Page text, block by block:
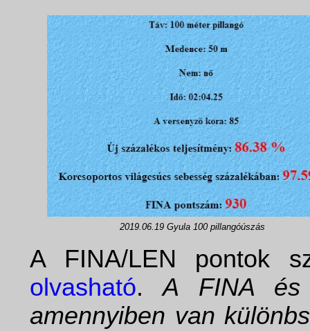
2019.06.19 Gyula 100 pillangóúszás
A FINA/LEN pontok
olvasható.A FINA és
amennyiben van